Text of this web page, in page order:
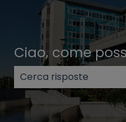
Ciao, come
Non sono presenti